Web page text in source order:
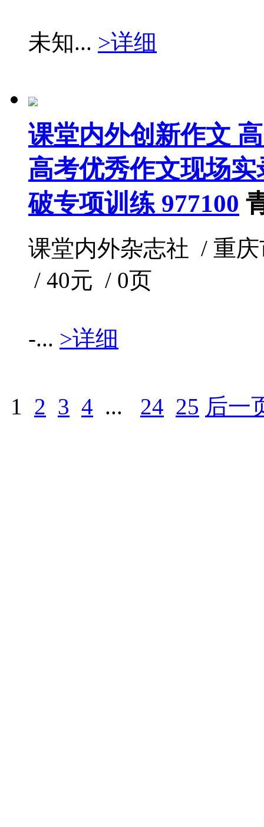
未知... >详细
课堂内外创新作文
高考优秀作文现场
破专项训练 977100
课堂内外杂志社 / 重
/ 40元 / 0页
-... >详细
1 2 3 4 ... 24 25 后一